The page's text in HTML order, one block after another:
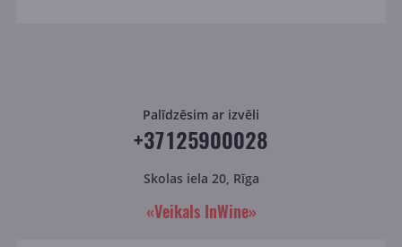
Palīdzēsim ar izvēli
+37125900028
Skolas iela 20, Rīga
«Veikals InWine»